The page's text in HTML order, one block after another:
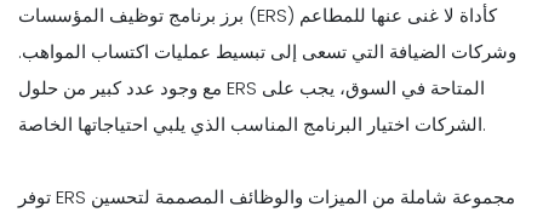
برز برنامج توظيف المؤسسات (ERS) كأداة لا غنى عنها للمطاعم
وشركات الضيافة التي تسعى إلى تبسيط عمليات اكتساب المواهب.
مع وجود عدد كبير من حلول ERS المتاحة في السوق، يجب على
الشركات اختيار البرنامج المناسب الذي يلبي احتياجاتها الخاصة.
توفر ERS مجموعة شاملة من الميزات والوظائف المصممة لتحسين